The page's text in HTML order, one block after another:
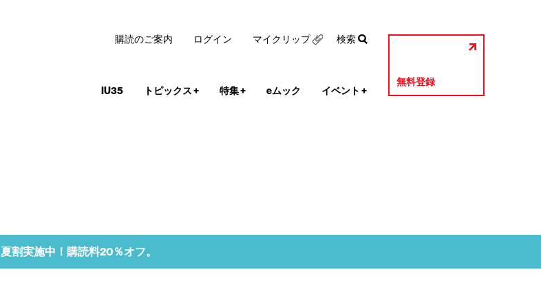
IU35 トピックス+ 特集+ eムック イベント +
無料登録
購読のご案内 ログイン マイクリップ 検索
夏割実施中！購読料20％オフ。